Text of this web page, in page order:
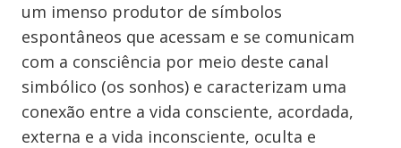
um imenso produtor de símbolos
espontâneos que acessam e se comunicam
com a consciência por meio deste canal
simbólico (os sonhos) e caracterizam uma
conexão entre a vida consciente, acordada,
externa e a vida inconsciente, oculta e